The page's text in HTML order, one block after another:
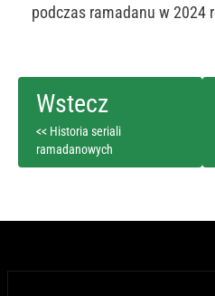
podczas ramadanu w 2024
<< Historia seriali
ramadanowych